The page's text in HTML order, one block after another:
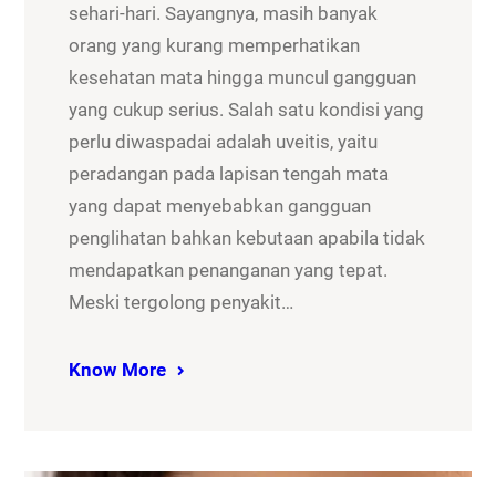
sehari-hari. Sayangnya, masih banyak
orang yang kurang memperhatikan
kesehatan mata hingga muncul gangguan
yang cukup serius. Salah satu kondisi yang
perlu diwaspadai adalah uveitis, yaitu
peradangan pada lapisan tengah mata
yang dapat menyebabkan gangguan
penglihatan bahkan kebutaan apabila tidak
mendapatkan penanganan yang tepat.
Meski tergolong penyakit…
Know More